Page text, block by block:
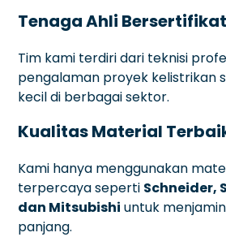
Tenaga Ahli Bersertifikat
Tim kami terdiri dari teknisi
pengalaman proyek kelistrikan
kecil di berbagai sektor.
Kualitas Material
Kami hanya menggunakan
terpercaya seperti Schneider,
dan Mitsubishi untuk
panjang.